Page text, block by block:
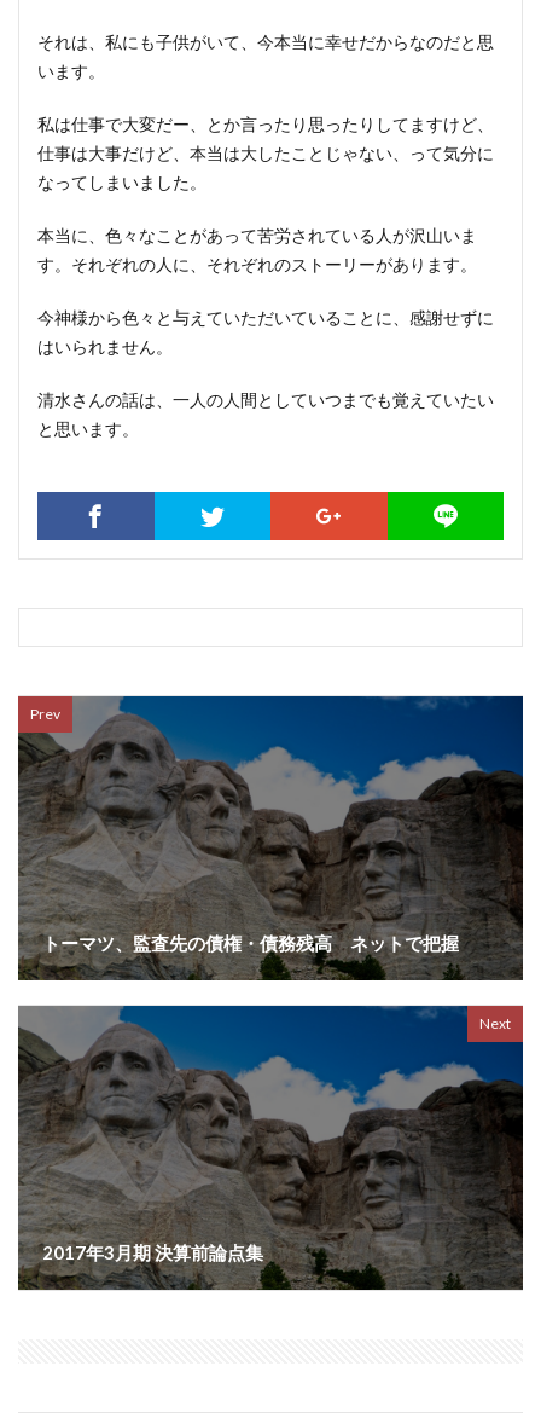
それは、私にも子供がいて、今本当に幸せだからなのだと思
います。
私は仕事で大変だー、とか言ったり思ったりしてますけど、
仕事は大事だけど、本当は大したことじゃない、って気分に
なってしまいました。
本当に、色々なことがあって苦労されている人が沢山いま
す。それぞれの人に、それぞれのストーリーがあります。
今神様から色々と与えていただいていることに、感謝せずに
はいられません。
清水さんの話は、一人の人間としていつまでも覚えていたい
と思います。
Prev
トーマツ、監査先の債権・債務残高 ネットで把握
Next
2017年3月期 決算前論点集